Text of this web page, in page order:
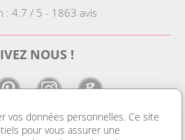
: 4.7 / 5 - 1863 avis
NOUS !
vos données personnelles. Ce site
pour vous assurer une